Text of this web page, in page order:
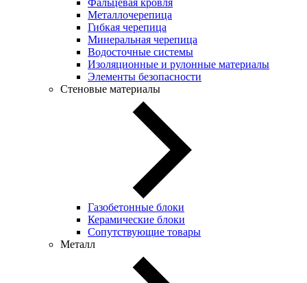
Металлочерепица
Гибкая черепица
Минеральная черепица
Водосточные системы
Изоляционные и рулонные материалы
Элементы безопасности
Стеновые материалы
Газобетонные блоки
Керамические блоки
Сопутствующие товары
Металл